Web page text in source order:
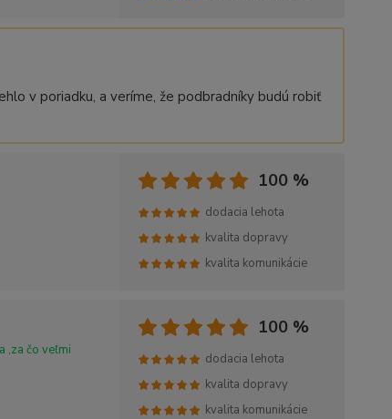
v poriadku, a veríme, že podbradníky budú robiť
100 %
dodacia lehota
kvalita dopravy
kvalita komunikácie
,za čo veľmi
100 %
dodacia lehota
kvalita dopravy
kvalita komunikácie